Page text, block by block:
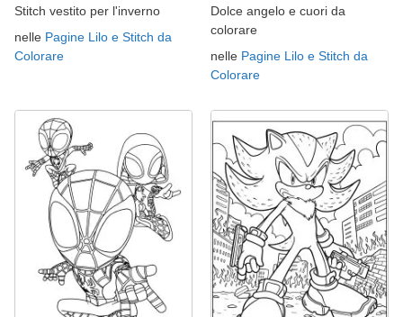
Stitch vestito per l'inverno
nelle Pagine Lilo e Stitch da
Colorare
Dolce angelo e cuori da
colorare
nelle Pagine Lilo e Stitch da
Colorare